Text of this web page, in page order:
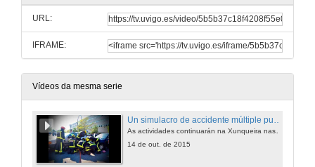
URL:
IFRAME:
Vídeos da mesma serie
Un simulacro de accidente múltiple puxo inicio ao programa de sensibilización ‘Cero Violencia Viaria’
14 de out. de 2015